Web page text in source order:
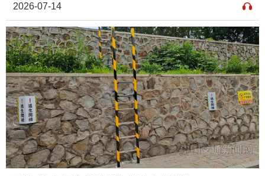
2026-07-14